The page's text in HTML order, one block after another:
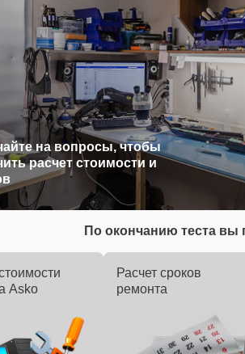
на вопросы, чтобы
расчет стоимости и
По окончанию теста вы
Asko
Расчет сроков
ремонта